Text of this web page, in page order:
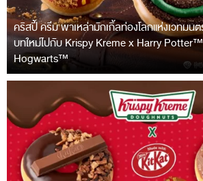
คริสปี้ ครีม พาเหล่ามักเกิ้ลท่องโลกแห่งเวทมน
บทใหม่ไปกับ Krispy Kreme x Harry
Hogwarts™